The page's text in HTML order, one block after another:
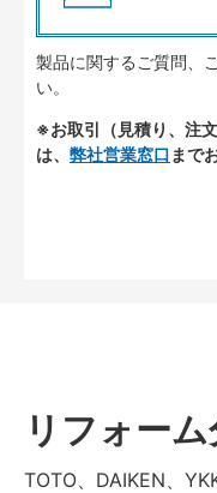
製品に関するご質問、
い。
※お取引（見積り、注
は、 弊社営業窓口 まで
リフォー
TOTO、DAIKEN、